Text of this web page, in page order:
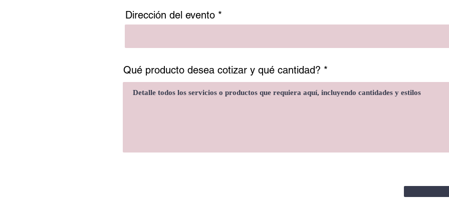
Dirección del evento
Qué producto desea cotizar y qué cantidad?